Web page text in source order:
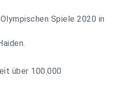
Spiele 2020 in
über 100.000